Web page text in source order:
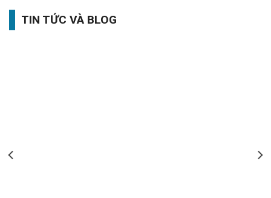
TIN TỨC VÀ BLOG